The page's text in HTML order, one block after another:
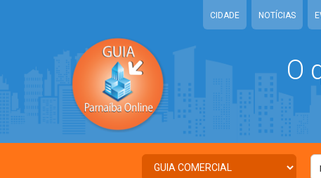
CIDADE NOTÍCIAS
O